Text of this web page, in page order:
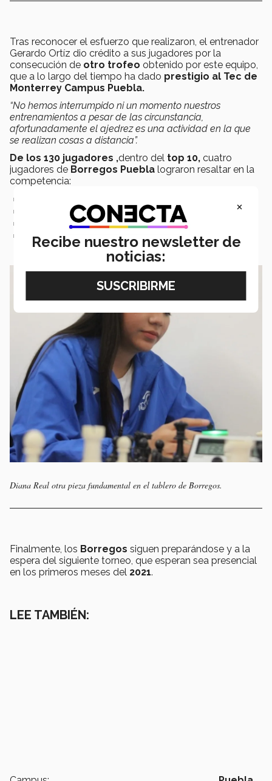
Tras reconocer el esfuerzo que realizaron, el entrenador
Gerardo Ortíz dio crédito a sus jugadores por la
consecución de otro trofeo obtenido por este equipo,
que a lo largo del tiempo ha dado prestigio al Tec de
Monterrey Campus Puebla.
“No hemos interrumpido ni un momento nuestros
entrenamientos a pesar de las circunstancia,
afortunadamente el ajedrez es una actividad en la que
se realizan cosas a distancia”.
De los 130 jugadores ,dentro del top 10, cuatro
jugadores de Borregos Puebla lograron resaltar en la
competencia:
Sexto lugar: Kevin Joel Cory Quispe con
Octavo lugar: Diana Real Martínez con17 puntos
Noveno lugar: Ivan Alonso Limón con 16 puntos
Diana Real otra pieza fundamental en el tablero de Borregos.
Finalmente, los Borregos siguen preparándose y a la
espera del siguiente torneo, que esperan sea presencial
en los primeros meses del 2021.
LEE TAMBIÉN:
×
Recibe nuestro newsletter de
noticias: